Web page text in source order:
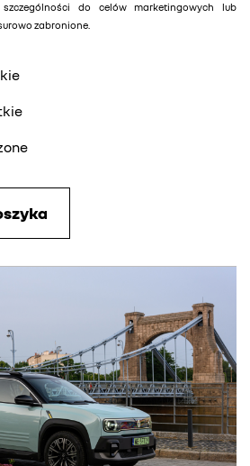
do celów marketingowych lub
zabronione.